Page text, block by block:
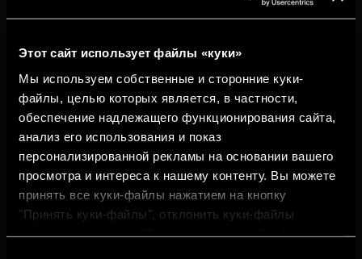
Этот сайт использует файлы «куки»
Мы используем собственные и сторонние куки-
файлы, целью которых является, в частности,
обеспечение надлежащего функционирования сайта,
анализ его использования и показ
персонализированной рекламы на основании вашего
просмотра и интереса к нашему контенту. Вы можете
принять все куки-файлы нажатием на кнопку
"Принять куки-файлы", отклонить куки-файлы
ПЕЙТЕ ОТВЕТСТВЕННО
WhistleblowingЮридическая
информация
Конфиденциальность Политика
использования
cookies
©2026 Miguel Torres S.A. Все права защищены.